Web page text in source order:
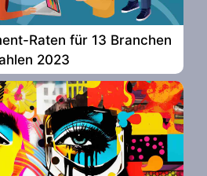
Raten für 13 Branchen
2023